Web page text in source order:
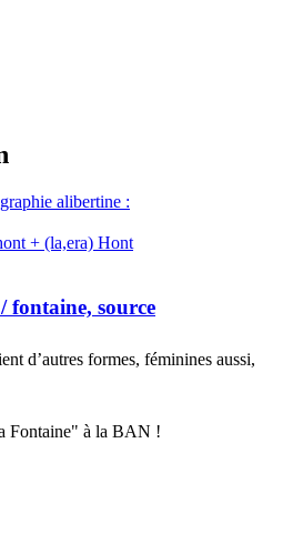
alibertine :
+ (la,era) Hont
/ fontaine, source
d’autres formes, féminines aussi,
Fontaine" à la BAN !